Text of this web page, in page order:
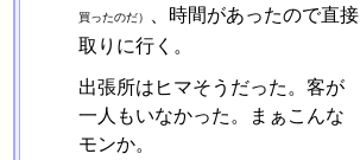
買ったのだ）
、時間があったので直接
取りに行く。
出張所はヒマそうだった。客が
一人もいなかった。まぁこんな
モンか。